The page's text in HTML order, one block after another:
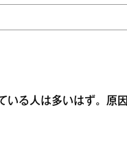
いる人は多いはず。原